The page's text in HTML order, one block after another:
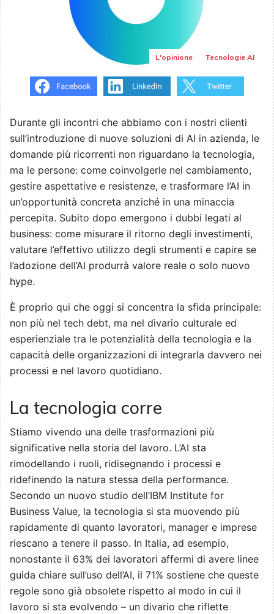
L'opinione Tecnologie AI
Durante gli incontri che abbiamo con i nostri clienti
sull’introduzione di nuove soluzioni di AI in azienda, le
domande più ricorrenti non riguardano la tecnologia,
ma le persone: come coinvolgerle nel cambiamento,
gestire aspettative e resistenze, e trasformare l’AI in
un’opportunità concreta anziché in una minaccia
percepita. Subito dopo emergono i dubbi legati al
business: come misurare il ritorno degli investimenti,
valutare l’effettivo utilizzo degli strumenti e capire se
l’adozione dell’AI produrrà valore reale o solo nuovo
hype.
È proprio qui che oggi si concentra la sfida principale:
non più nel tech debt, ma nel divario culturale ed
esperienziale tra le potenzialità della tecnologia e la
capacità delle organizzazioni di integrarla davvero nei
processi e nel lavoro quotidiano.
La tecnologia corre
Stiamo vivendo una delle trasformazioni più
significative nella storia del lavoro. L’AI sta
rimodellando i ruoli, ridisegnando i processi e
ridefinendo la natura stessa della performance.
Secondo un nuovo studio dell’IBM Institute for
Business Value, la tecnologia si sta muovendo più
rapidamente di quanto lavoratori, manager e imprese
riescano a tenere il passo. In Italia, ad esempio,
nonostante il 63% dei lavoratori affermi di avere linee
guida chiare sull’uso dell’AI, il 71% sostiene che queste
regole sono già obsolete rispetto al modo in cui il
lavoro si sta evolvendo – un divario che riflette